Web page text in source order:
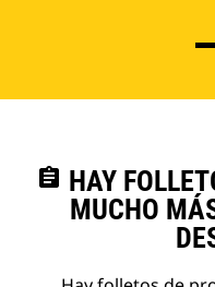
assignment HAY
MUCHO